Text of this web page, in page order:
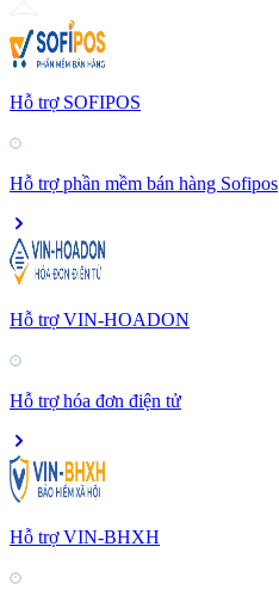
Hỗ trợ SOFIPOS
Hỗ trợ phần mềm bán hàng Sofipos
Hỗ trợ VIN-HOADON
Hỗ trợ hóa đơn điện tử
Hỗ trợ VIN-BHXH